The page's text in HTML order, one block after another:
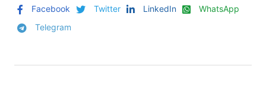
Facebook Twitter LinkedIn
WhatsApp
Telegram